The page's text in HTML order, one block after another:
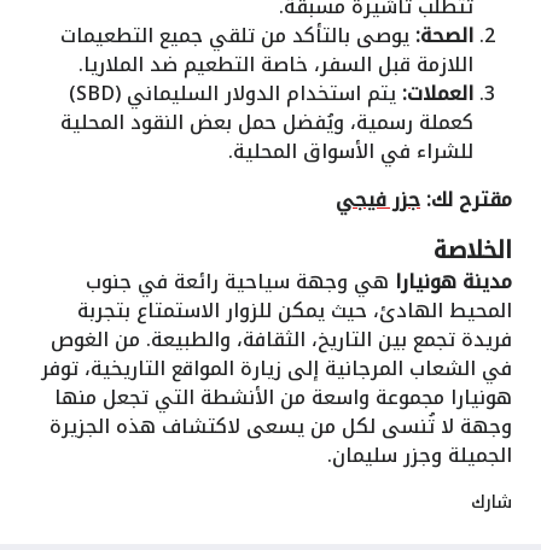
الصحة:يوصى بالتأكد من تلقي جميع التطعيمات
اللازمة قبل السفر، خاصة التطعيم ضد الملاريا.
العملات: يتم استخدام الدولار السليماني (SBD)
كعملة رسمية، ويُفضل حمل بعض النقود المحلية
للشراء في الأسواق المحلية.
مقترح لك:جزر فيجي
الخلاصة
مدينة هونيارا هي وجهة سياحية رائعة في جنوب
المحيط الهادئ، حيث يمكن للزوار الاستمتاع بتجربة
فريدة تجمع بين التاريخ، الثقافة، والطبيعة. من الغوص
في الشعاب المرجانية إلى زيارة المواقع التاريخية، توفر
هونيارا مجموعة واسعة من الأنشطة التي تجعل منها
وجهة لا تُنسى لكل من يسعى لاكتشاف هذه الجزيرة
الجميلة وجزر سليمان.
شارك